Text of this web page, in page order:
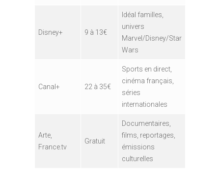
Disney+ 9 à 13€
Idéal familles,
univers
Marvel/Disney/Star
Wars
Canal+ 22 à 35€
Sports en direct,
cinéma français,
séries
internationales
Arte,
France.tv
Gratuit
Documentaires,
films, reportages,
émissions
culturelles